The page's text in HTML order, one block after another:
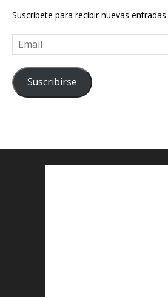
Suscribete para recibir nuevas entradas.
Email
Suscribirse